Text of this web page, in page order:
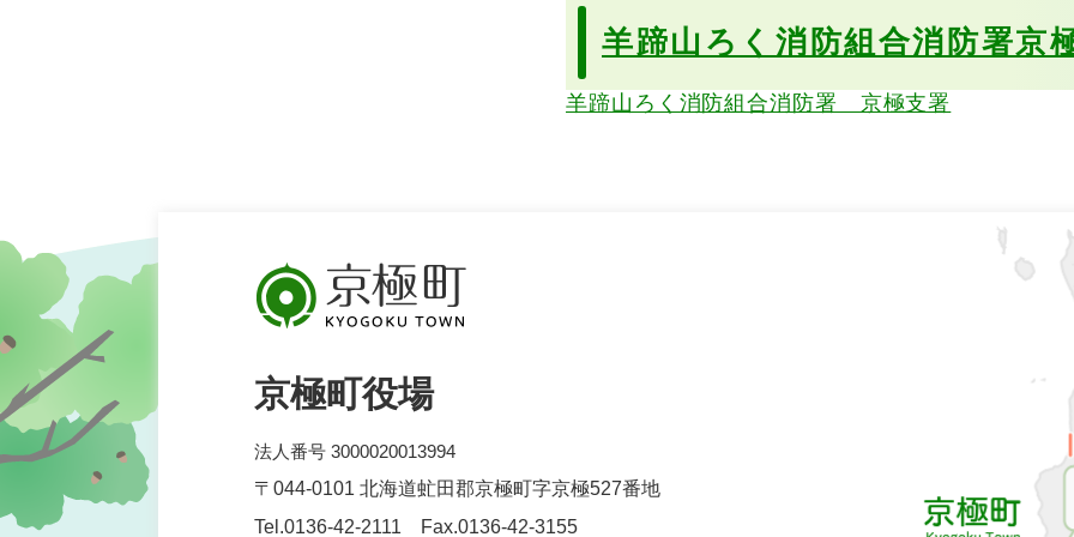
羊蹄山ろく消防組合消防署京
羊蹄山ろく消防組合消防署 京極支署
京極町役場
法人番号 3000020013994
〒044-0101 北海道虻田郡京極町字京極527番地
Tel.0136-42-2111 Fax.0136-42-3155